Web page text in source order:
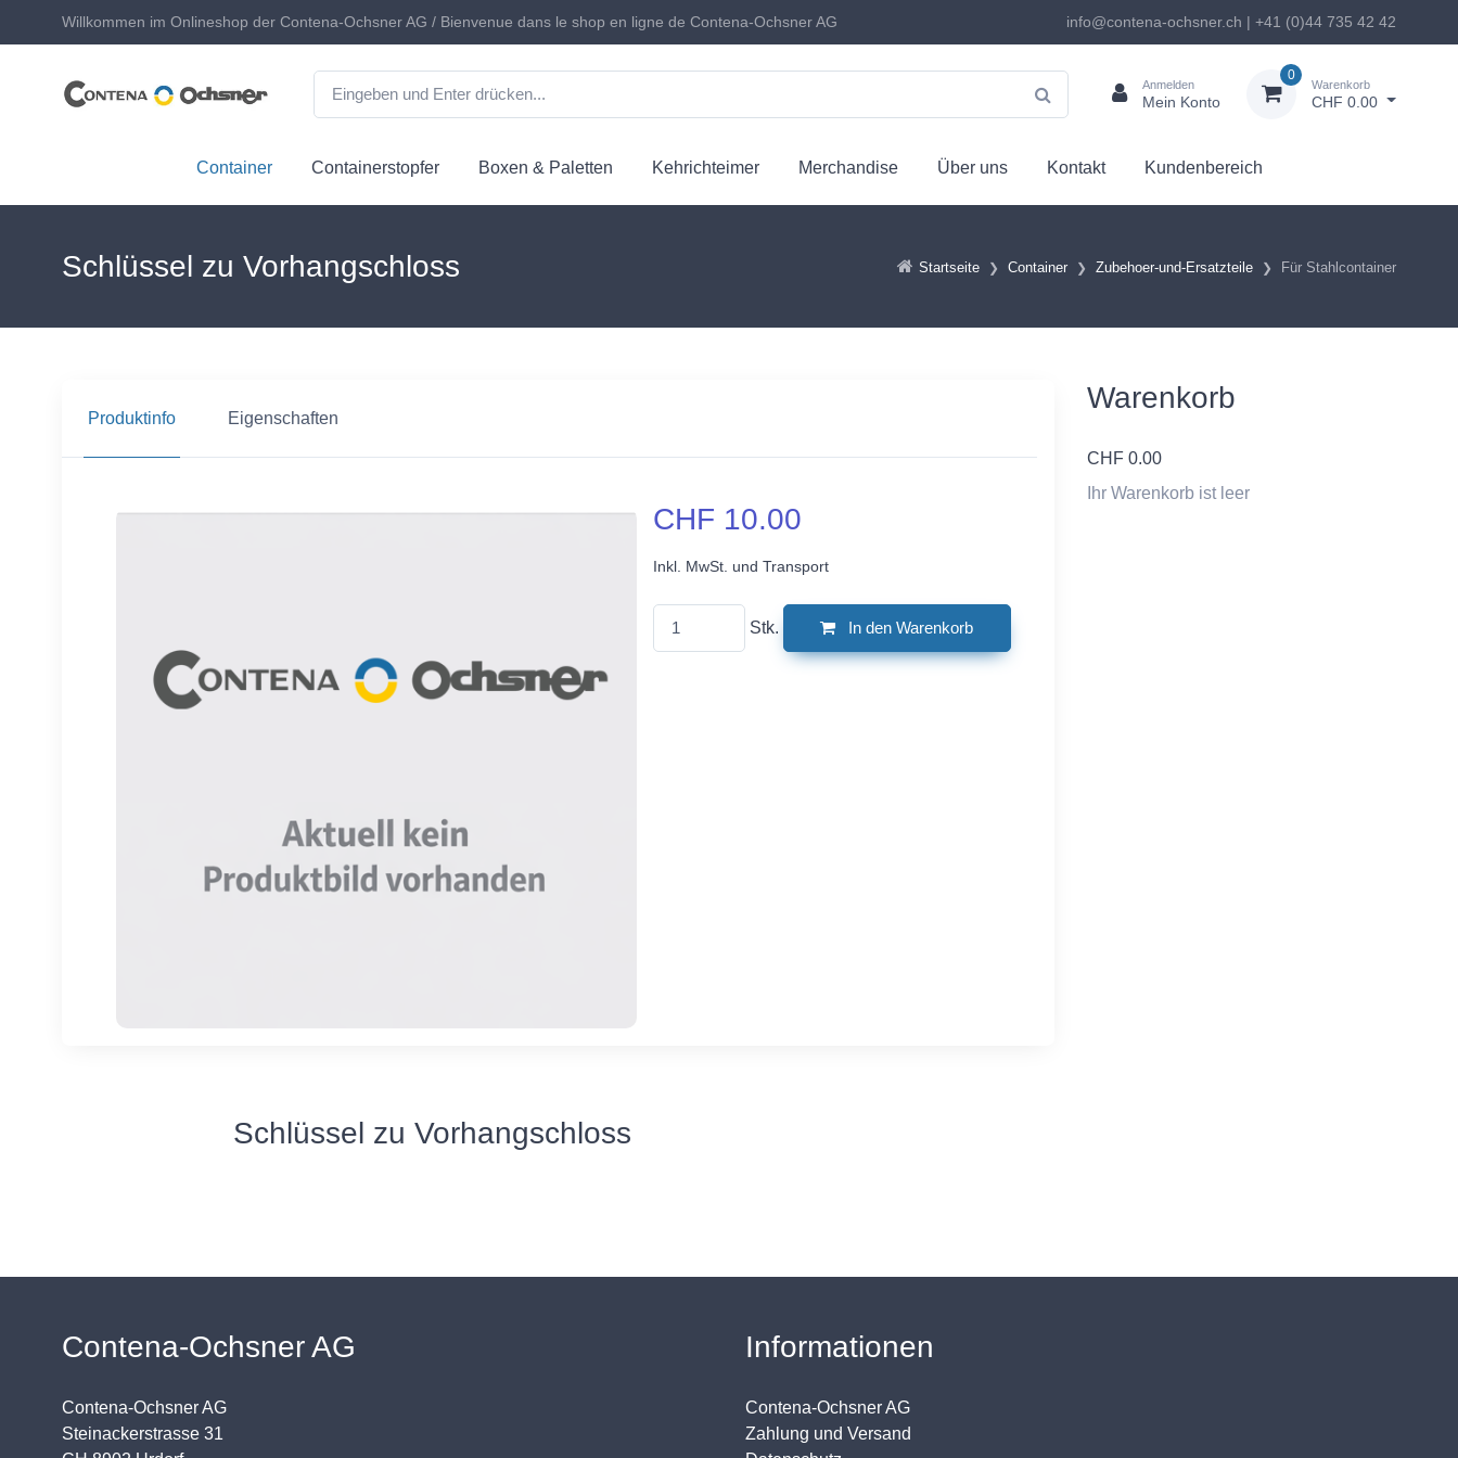
Willkommen im Onlineshop der Contena-Ochsner AG / Bienvenue dans le shop en ligne de Contena-Ochsner AG info@contena-ochsner.ch | +41 (0)44 735 42 42
Anmelden
Mein Konto
0
Warenkorb
CHF 0.00
Container Containerstopfer Boxen & Paletten Kehrichteimer Merchandise Über uns Kontakt Kundenbereich
Startseite Container Zubehoer-und-Ersatzteile Für Stahlcontainer
Schlüssel zu Vorhangschloss
Produktinfo Eigenschaften
CHF 10.00
Inkl. MwSt. und Transport
Stk. In den Warenkorb
Schlüssel zu Vorhangschloss
Warenkorb
CHF 0.00
Ihr Warenkorb ist leer
Contena-Ochsner AG
Contena-Ochsner AG
Steinackerstrasse 31
Informationen
Contena-Ochsner AG
Zahlung und Versand